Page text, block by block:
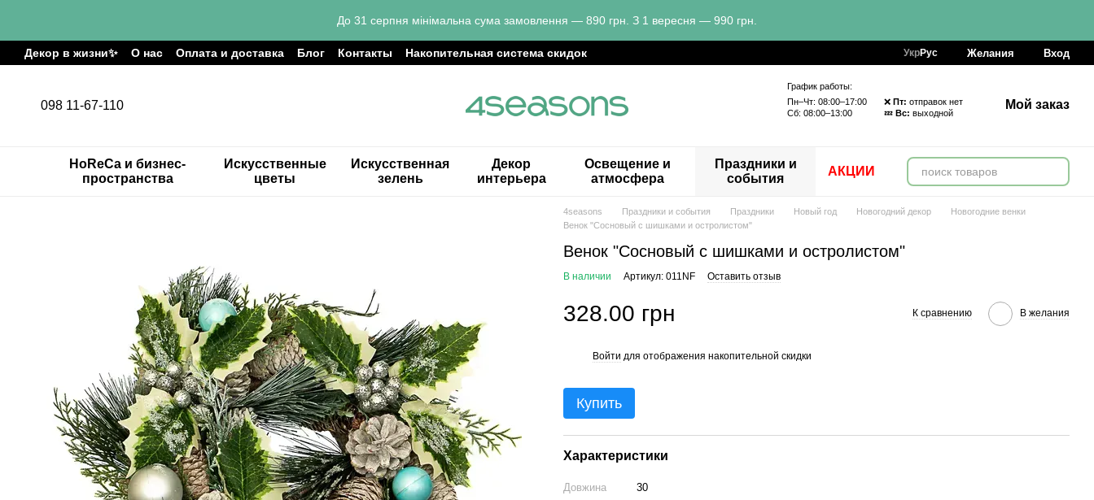
До 31 серпня мінімальна сума замовлення — 890 грн. З 1 вересня — 990 грн.
Декор в жизни✨ О нас Оплата и доставка Блог Контакты Накопительная система скидок УкрРус Желания Вход
098 11-67-110
График работы:
Пн–Чт: 08:00–17:00 ❌ Пт: отправок нет
Сб: 08:00–13:00 💤 Вс: выходной
Мой заказ
HoReCa и бизнес-
пространства
Искусственные
цветы
Искусственная
зелень
Декор
интерьера
Освещение и
атмосфера
Праздники и
события
АКЦИИ
4seasons Праздники и события Праздники Новый год Новогодний декор
Новогодние венки
Венок "Сосновый с шишками и остролистом"
Венок "Сосновый с шишками и остролистом"
В наличии Артикул: 011NF Оставить отзыв
328.00 грн К сравнению В желания
Войти для отображения накопительной скидки
Купить
Характеристики
Довжина
30